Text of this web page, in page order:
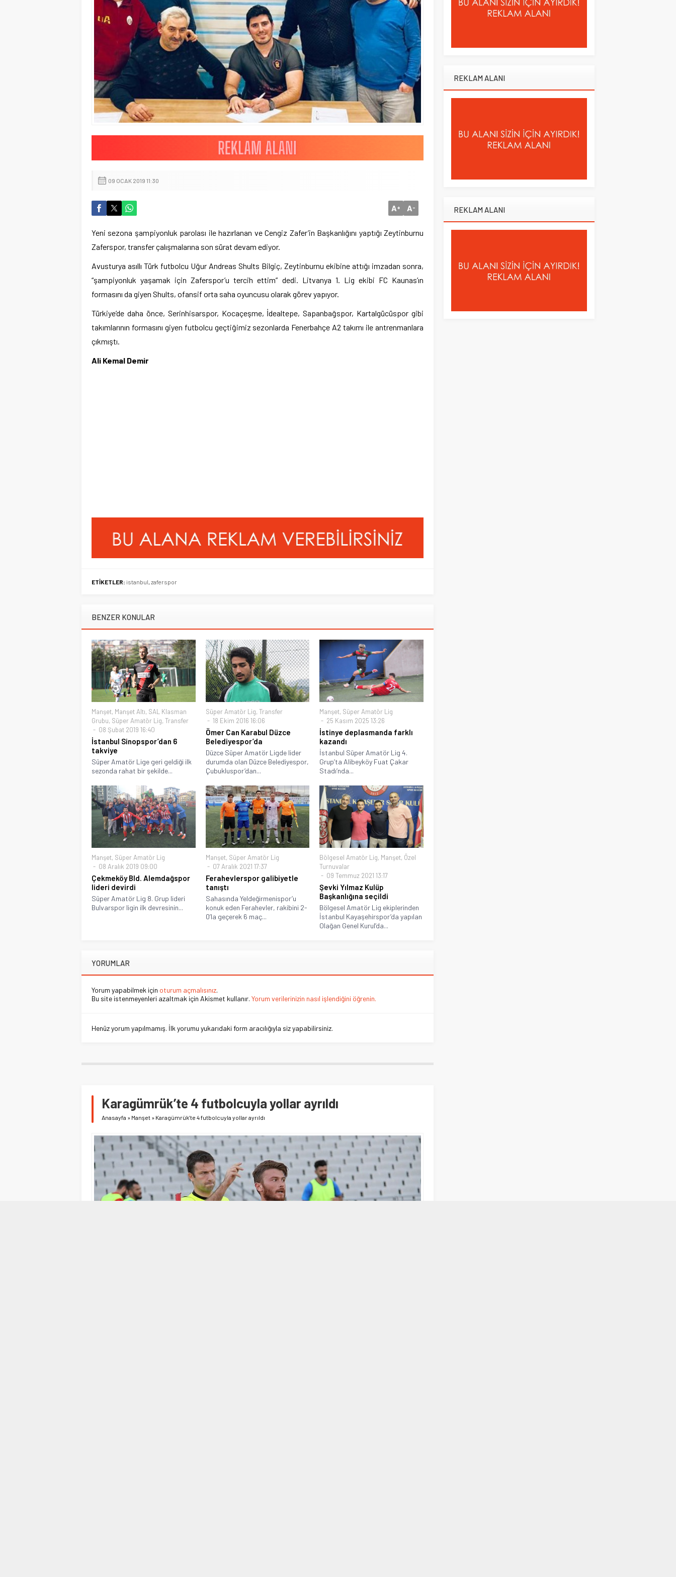
09 OCAK 2019 11:30
A+ A-
Yeni sezona şampiyonluk parolası ile hazırlanan ve Cengiz Zafer’in Başkanlığını yaptığı Zeytinburnu
Zaferspor, transfer çalışmalarına son sürat devam ediyor.
Avusturya asıllı Türk futbolcu Uğur Andreas Shults Bilgiç, Zeytinburnu ekibine attığı imzadan sonra,
“şampiyonluk yaşamak için Zaferspor’u tercih ettim” dedi. Litvanya 1. Lig ekibi FC Kaunas’ın
formasını da giyen Shults, ofansif orta saha oyuncusu olarak görev yapıyor.
Türkiye’de daha önce, Serinhisarspor, Kocaçeşme, İdealtepe, Sapanbağspor, Kartalgücüspor gibi
takımlarının formasını giyen futbolcu geçtiğimiz sezonlarda Fenerbahçe A2 takımı ile antrenmanlara
çıkmıştı.
Ali Kemal Demir
ETİKETLER: istanbul, zaferspor
BENZER KONULAR
Manşet, Manşet Altı, SAL Klasman
Grubu, Süper Amatör Lig, Transfer
08 Şubat 2019 16:40
İstanbul Sinopspor’dan 6
takviye
Süper Amatör Lige geri geldiği ilk
sezonda rahat bir şekilde...
Süper Amatör Lig, Transfer
18 Ekim 2016 16:06
Ömer Can Karabul Düzce
Belediyespor’da
Düzce Süper Amatör Ligde lider
durumda olan Düzce Belediyespor,
Çubukluspor’dan...
Manşet, Süper Amatör Lig
25 Kasım 2025 13:26
İstinye deplasmanda farklı
kazandı
İstanbul Süper Amatör Lig 4.
Grup’ta Alibeyköy Fuat Çakar
Stadı’nda...
Manşet, Süper Amatör Lig
08 Aralık 2019 09:00
Çekmeköy Bld. Alemdağspor
lideri devirdi
Süper Amatör Lig 8. Grup lideri
Bulvarspor ligin ilk devresinin...
Manşet, Süper Amatör Lig
07 Aralık 2021 17:37
Ferahevlerspor galibiyetle
tanıştı
Sahasında Yeldeğirmenispor’u
konuk eden Ferahevler, rakibini 2-
0’la geçerek 6 maç...
Bölgesel Amatör Lig, Manşet, Özel
Turnuvalar
09 Temmuz 2021 13:17
Şevki Yılmaz Kulüp
Başkanlığına seçildi
Bölgesel Amatör Lig ekiplerinden
İstanbul Kayaşehirspor’da yapılan
Olağan Genel Kurul’da...
YORUMLAR
Yorum yapabilmek için oturum açmalısınız.
Bu site istenmeyenleri azaltmak için Akismet kullanır. Yorum verilerinizin nasıl işlendiğini öğrenin.
Henüz yorum yapılmamış. İlk yorumu yukarıdaki form aracılığıyla siz yapabilirsiniz.
Karagümrük’te 4 futbolcuyla yollar ayrıldı
Anasayfa » Manşet » Karagümrük’te 4 futbolcuyla yollar ayrıldı
REKLAM ALANI
REKLAM ALANI